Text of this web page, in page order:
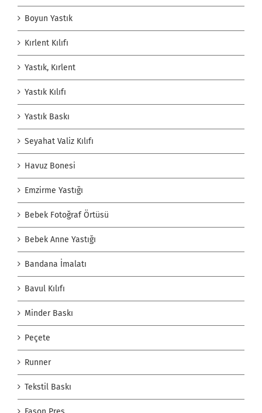
Boyun Yastık
Kırlent Kılıfı
Yastık, Kırlent
Yastık Kılıfı
Yastık Baskı
Seyahat Valiz Kılıfı
Havuz Bonesi
Emzirme Yastığı
Bebek Fotoğraf Örtüsü
Bebek Anne Yastığı
Bandana İmalatı
Bavul Kılıfı
Minder Baskı
Peçete
Runner
Tekstil Baskı